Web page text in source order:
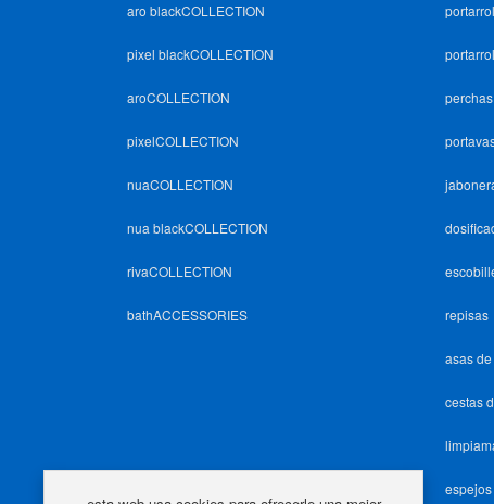
aro blackCOLLECTION
pixel blackCOLLECTION
aroCOLLECTION
pixelCOLLECTION
nuaCOLLECTION
nua blackCOLLECTION
rivaCOLLECTION
bathACCESSORIES
perchas
repisas
asas
cestas